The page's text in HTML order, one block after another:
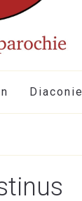
Diaconie